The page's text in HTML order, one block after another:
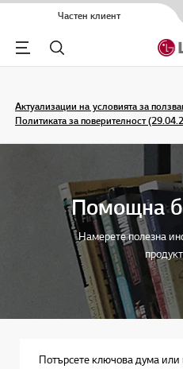
Частен клиент
Menu
Търсене
Актуализации на условията за
Политиката за поверителност
Помощна
Намерете полезна
Потърсете ключова дума или